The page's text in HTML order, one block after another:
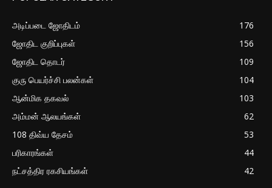
அடிப்படை ஜோதிடம்
176
ஜோதிட குறிப்புகள்
156
ஜோதிட தொடர்
109
குரு பெயர்ச்சி பலன்கள்
104
ஆன்மிக தகவல்
103
அம்மன் ஆலயங்கள்
62
108 திவ்ய தேசம்
53
பரிகாரங்கள்
44
நட்சத்திர ரகசியங்கள்
42